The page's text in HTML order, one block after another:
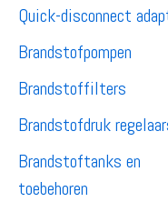
Quick-disconnect
Brandstofpompen
Brandstoffilters
Brandstofdruk
Brandstoftanks en
toebehoren